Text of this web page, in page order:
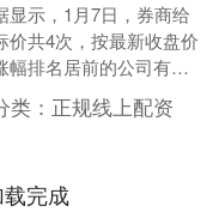
显示，1月7日，券商给
价共4次，按最新收盘价
幅排名居前的公司有众
、环旭电子，目标价涨
类： 正规线上配资
完成